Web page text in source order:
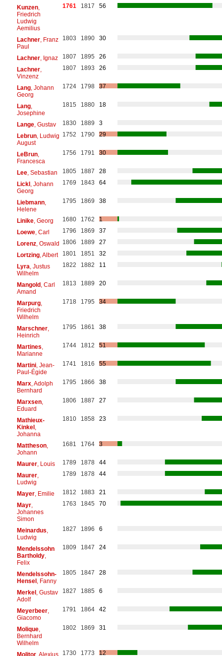
Kunzen,
Friedrich
Ludwig
Aemilius
1761 1817 56
Lachner, Franz
Paul
1803 1890 30
Lachner, Ignaz 1807 1895
26
Lachner,
Vinzenz
1807 1893 26
Lang, Johann
Georg
1724 1798 37
Lang,
Josephine
1815 1880 18
Lange, Gustav 1830 1889
3
Lebrun, Ludwig
August
1752 1790 29
LeBrun,
Francesca
1756 1791 30
Lee, Sebastian 1805 1887
28
Lickl, Johann
Georg
1769 1843 64
Liebmann,
Helene
1795 1869 38
Linike, Georg 1680 1762
1
Loewe, Carl 1796 1869
37
Lorenz, Oswald 1806 1889
27
Lortzing, Albert 1801 1851
32
Lyra , Justus
Wilhelm
1822 1882 11
Mangold, Carl
Amand
1813 1889 20
Marpurg,
Friedrich
Wilhelm
1718 1795 34
Marschner,
Heinrich
1795 1861 38
Martines
Marianne
1744 1812 51
Martini, Jean-
Paul-Égide
1741 1816 55
Marx, Adolph
Bernhard
1795 1866 38
Marxsen,
Eduard
1806 1887 27
Mathieux-
Kinkel,
Johanna
1810 1858 23
Mattheson,
Johann
1681 1764 3
Maurer, Louis 1789 1878
44
Maurer,
Ludwig
1789 1878 44
Mayer, Emilie 1812 1883
21
Mayr,
Johannes
Simon
1763 1845 70
Meinardus
Ludwig
1827 1896 6
Mendelssohn
Bartholdy,
Felix
1809 1847 24
Mendelssohn-
Hensel, Fanny
1805 1847 28
Merkel, Gustav
Adolf
1827 1885 6
Meyerbeer,
Giacomo
1791 1864 42
Molique,
Bernhard
Wilhelm
1802 1869 31
Molitor, Alexius 1730 1773 12